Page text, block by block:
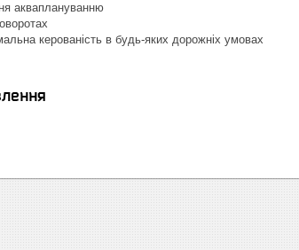
акваплануванню
керованість в будь-яких дорожніх умовах